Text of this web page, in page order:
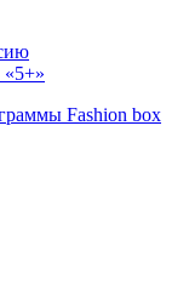
«5+»
Fashion box